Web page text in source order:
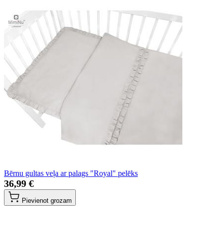
Bērnu gultas veļa ar palags "Royal" pelēks
36,99 €
Pievienot grozam